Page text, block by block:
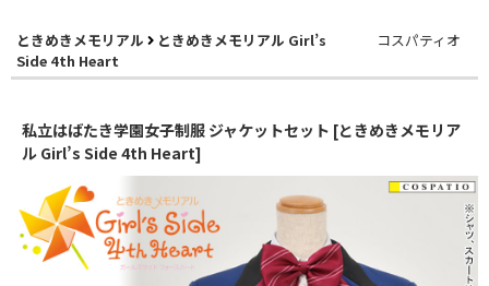
ときめきメモリアル
ときめきメモリアル Girl’s
Side 4th Heart
コスパティオ
私立はばたき学園女子制服 ジャケットセット [ときめきメモリア
ル Girl’s Side 4th Heart]